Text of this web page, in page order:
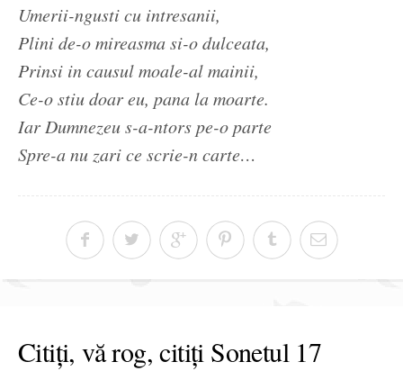
Umerii-ngusti cu intresanii,
Plini de-o mireasma si-o dulceata,
Prinsi in causul moale-al mainii,
Ce-o stiu doar eu, pana la moarte.
Iar Dumnezeu s-a-ntors pe-o parte
Spre-a nu zari ce scrie-n carte…
Citiți, vă rog, citiți Sonetul 17